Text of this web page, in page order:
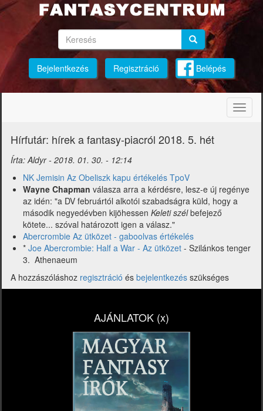
Ugrás
tartalomra
Keresés Keresés
Bejelentkezés Regisztráció Belépés
Hírfutár: hírek a fantasy-piacról 2018. 5. hét
Írta:Aldyr- 2018. 01. 30. - 12:14
NK Jemisin Az Obeliszk kapu értékelés TpoV
Wayne Chapman válasza arra a kérdésre, lesz-e új regénye
az idén: "a DV februártól alkotói szabadságra küld, hogy a
második negyedévben kijöhessen Keleti szélbefejező
kötete... szóval határozott igen a válasz."
Abercrombie Az ütközet - gaboolvas értékelés
* Joe Abercrombie: Half a War - Az ütközet - Szilánkos tenger
3. Athenaeum
A hozzászóláshoz regisztráció és bejelentkezés szükséges
AJÁNLATOK (x)